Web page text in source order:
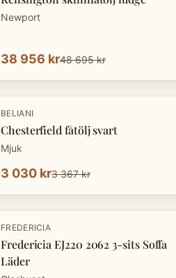
Newport
38 956 kr48 695 kr
-10 %
BELIANI
Chesterfield fåtölj svart
Mjuk
3 030 kr3 367 kr
FREDERICIA
Fredericia EJ220 2062 3-sits Soffa
Läder